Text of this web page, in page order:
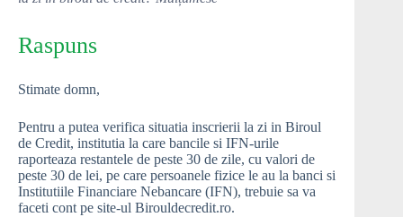
Raspuns
Stimate domn,
Pentru a putea verifica situatia inscrierii la zi in Biroul
de Credit, institutia la care bancile si IFN-urile
raporteaza restantele de peste 30 de zile, cu valori de
peste 30 de lei, pe care persoanele fizice le au la banci si
Institutiile Financiare Nebancare (IFN), trebuie sa va
faceti cont pe site-ul Birouldecredit.ro.